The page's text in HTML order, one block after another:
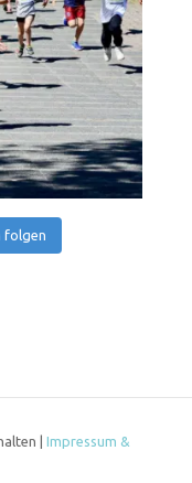
folgen
| Impressum &